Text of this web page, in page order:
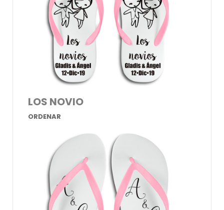
LOS NOVIO
ORDENAR